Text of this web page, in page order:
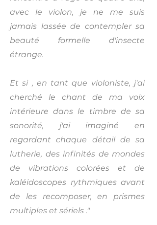
avec le violon, je ne me suis
jamais lassée de contempler sa
beauté formelle d'insecte
étrange.
Et si , en tant que violoniste, j'ai
cherché le chant de ma voix
intérieure dans le timbre de sa
sonorité, j'ai imaginé en
regardant chaque détail de sa
lutherie, des infinités de mondes
de vibrations colorées et de
kaléidoscopes rythmiques avant
de les recomposer, en prismes
multiples et sériels ."